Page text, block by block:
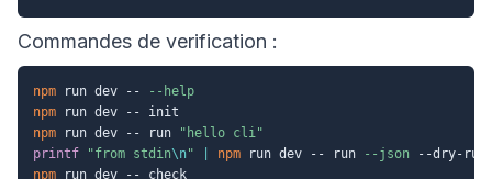
Commandes de verification :
npm run dev --
--help
npm
npm run dev -- run
"hello cli"
printf
"from stdin\n" npm run dev -- run --json
npm